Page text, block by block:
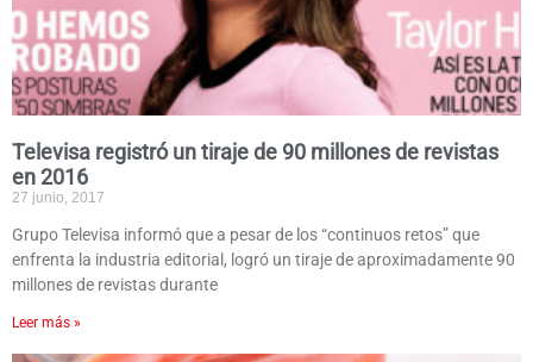
Televisa registró un tiraje de 90 millones de revistas
en 2016
27 junio, 2017
Grupo Televisa informó que a pesar de los “continuos retos” que
enfrenta la industria editorial, logró un tiraje de aproximadamente 90
millones de revistas durante
Leer más »